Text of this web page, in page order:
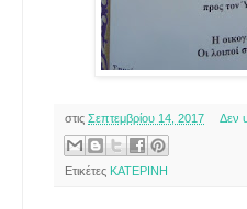
στις Σεπτεμβρίου 14, 2017 Δεν
Ετικέτες ΚΑΤΕΡΙΝΗ